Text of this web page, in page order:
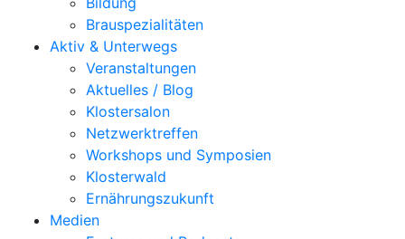
Brauspezialitäten
Aktiv & Unterwegs
Veranstaltungen
Aktuelles / Blog
Klostersalon
Netzwerktreffen
Workshops und Symposien
Klosterwald
Ernährungszukunft
Medien